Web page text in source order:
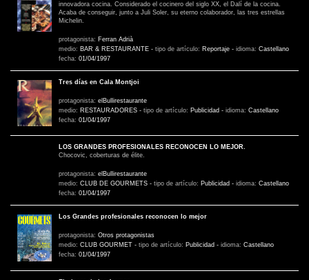
innovadora cocina. Considerado el cocinero del siglo XX, el Dalí de la cocina.
Acaba de conseguir, junto a Juli Soler, su eterno colaborador, las tres estrellas
Michelin.
protagonista: Ferran Adrià
medio: BAR & RESTAURANTE - tipo de artículo: Reportaje - idioma: Castellano
fecha: 01/04/1997
Tres días en Cala Montjoi
protagonista: elBullirestaurante
medio: RESTAURADORES - tipo de artículo: Publicidad - idioma: Castellano
fecha: 01/04/1997
LOS GRANDES PROFESIONALES RECONOCEN LO MEJOR.
Chocovic, coberturas de élite.
protagonista: elBullirestaurante
medio: CLUB DE GOURMETS - tipo de artículo: Publicidad - idioma: Castellano
fecha: 01/04/1997
Los Grandes profesionales reconocen lo mejor
protagonista: Otros protagonistas
medio: CLUB GOURMET - tipo de artículo: Publicidad - idioma: Castellano
fecha: 01/04/1997